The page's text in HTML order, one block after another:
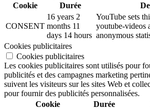
Cookie
Durée
CONSENT
16 years 2
months 11
days 14 hours
YouTube sets
youtube-videos
anonymous
Cookies publicitaires
Cookies publicitaires
Les cookies publicitaires sont utilisés pour
publicités et des campagnes marketing
suivent les visiteurs sur les sites Web et
pour fournir des publicités personnalisées.
Cookie
Durée